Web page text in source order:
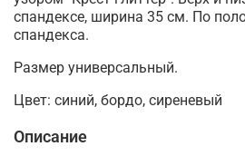
спандексе, ширина 35 см. По
спандекса.
Размер универсальный.
Цвет: синий, бордо, сиреневый
Описание